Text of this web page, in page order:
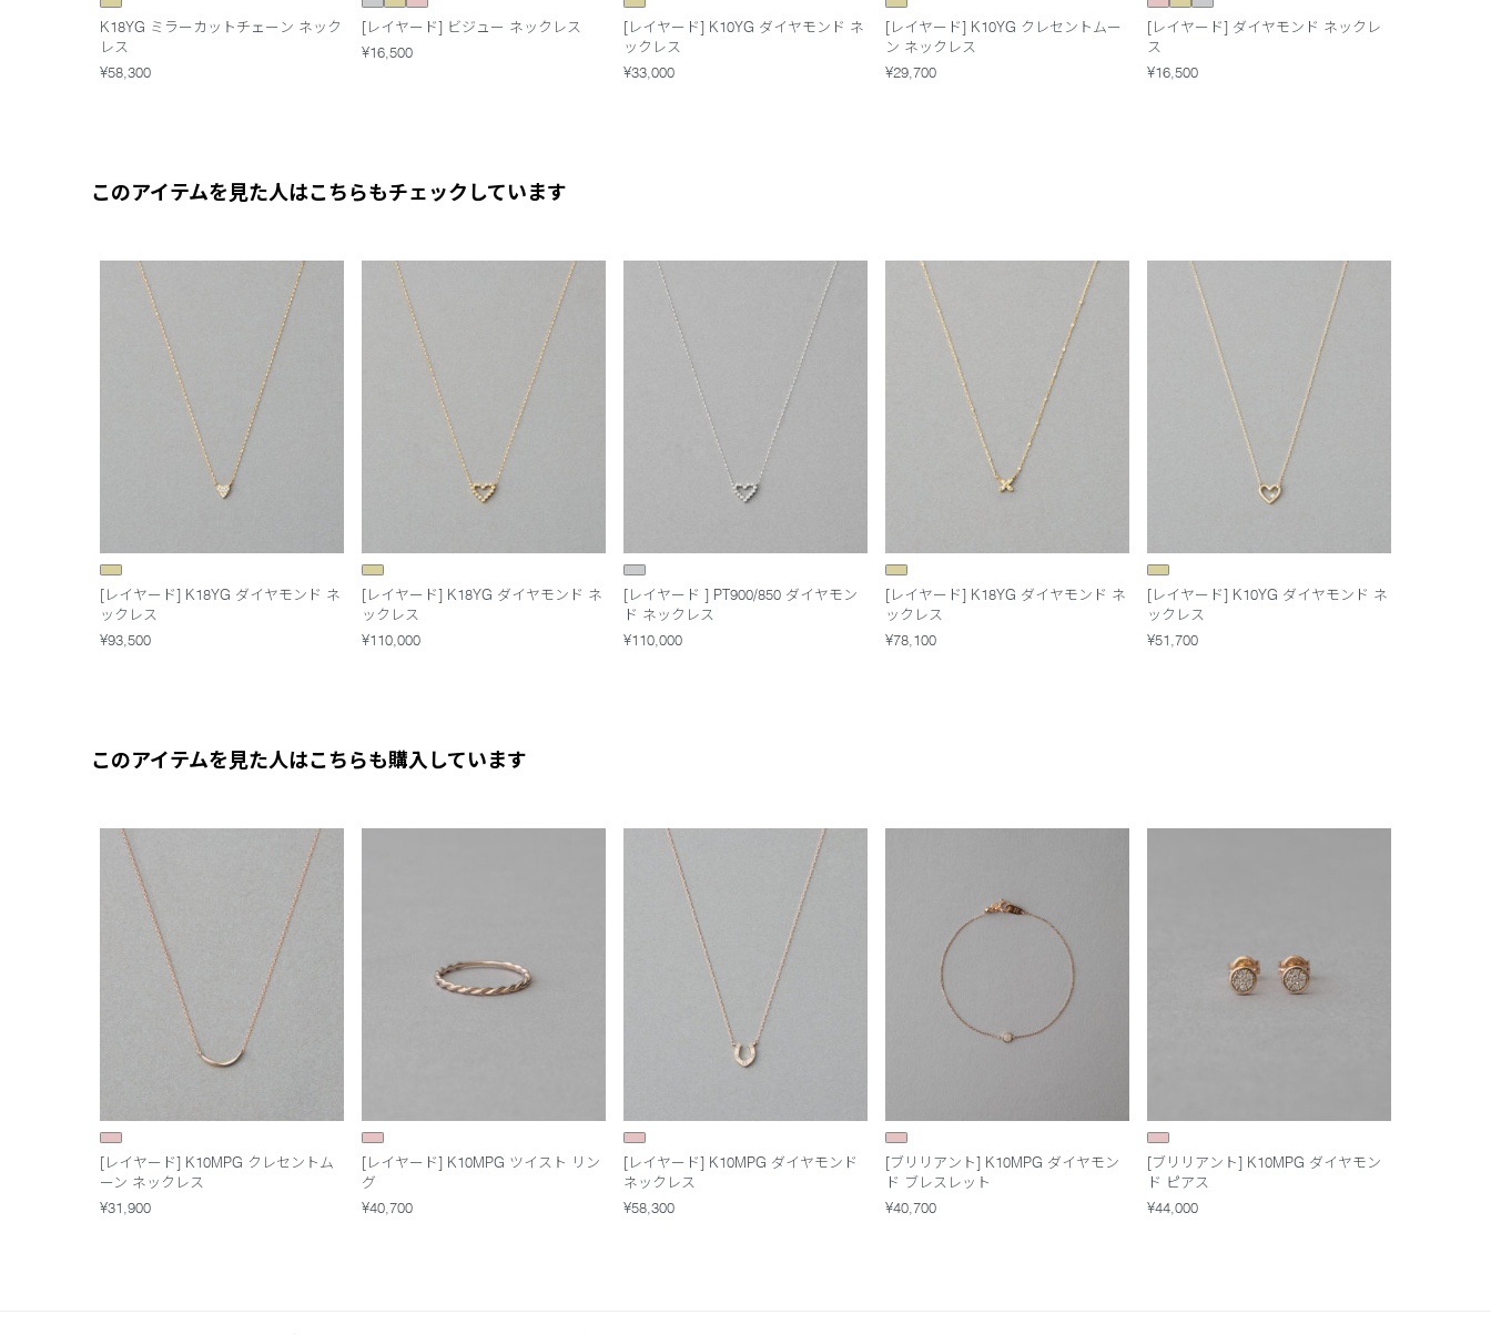
K18YG ミラーカットチェーン ネック
レス
¥58,300
[レイヤード] ビジュー ネックレス
¥16,500
[レイヤード] K10YG ダイヤモンド ネ
ックレス
¥33,000
[レイヤード] K10YG クレセントムー
ン ネックレス
¥29,700
[レイヤード] ダイヤモンド ネックレ
ス
¥16,500
このアイテムを見た人はこちらもチェックしています
[レイヤード] K18YG ダイヤモンド ネ
ックレス
¥93,500
[レイヤード] K18YG ダイヤモンド ネ
ックレス
¥110,000
[レイヤード ] PT900/850 ダイヤモン
ド ネックレス
¥110,000
[レイヤード] K18YG ダイヤモンド ネ
ックレス
¥78,100
[レイヤード] K10YG ダイヤモンド ネ
ックレス
¥51,700
このアイテムを見た人はこちらも購入しています
[レイヤード] K10MPG クレセントム
ーン ネックレス
¥31,900
[レイヤード] K10MPG ツイスト リン
グ
¥40,700
[レイヤード] K10MPG ダイヤモンド
ネックレス
¥58,300
[ブリリアント] K10MPG ダイヤモン
ド ブレスレット
¥40,700
[ブリリアント] K10MPG ダイヤモン
ド ピアス
¥44,000